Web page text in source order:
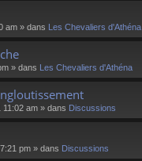
am » dans Les Chevaliers d'Athéna
» dans Les Chevaliers d'Athéna
11:02 am » dans Discussions
pm » dans Discussions